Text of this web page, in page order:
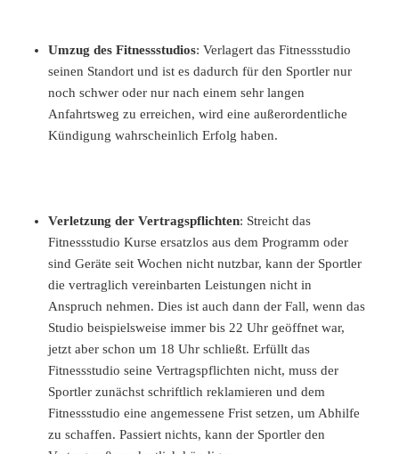
Umzug des Fitnessstudios: Verlagert das Fitnessstudio
seinen Standort und ist es dadurch für den Sportler nur
noch schwer oder nur nach einem sehr langen
Anfahrtsweg zu erreichen, wird eine außerordentliche
Kündigung wahrscheinlich Erfolg haben.
Verletzung der Vertragspflichten: Streicht das
Fitnessstudio Kurse ersatzlos aus dem Programm oder
sind Geräte seit Wochen nicht nutzbar, kann der Sportler
die vertraglich vereinbarten Leistungen nicht in
Anspruch nehmen. Dies ist auch dann der Fall, wenn das
Studio beispielsweise immer bis 22 Uhr geöffnet war,
jetzt aber schon um 18 Uhr schließt. Erfüllt das
Fitnessstudio seine Vertragspflichten nicht, muss der
Sportler zunächst schriftlich reklamieren und dem
Fitnessstudio eine angemessene Frist setzen, um Abhilfe
zu schaffen. Passiert nichts, kann der Sportler den